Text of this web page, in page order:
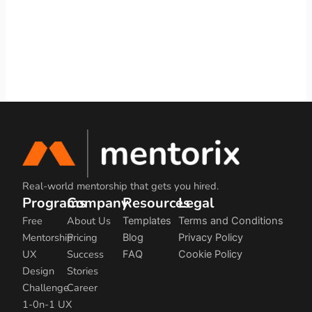
Real-world mentorship that gets you hired.
Programs
Free
Mentorship
UX
Design
Challenge
1-0n-1 UX
Company
About Us
Pricing
Success
Stories
Career
Resources
Templates
Blog
FAQ
Legal
Terms and Conditions
Privacy Policy
Cookie Policy